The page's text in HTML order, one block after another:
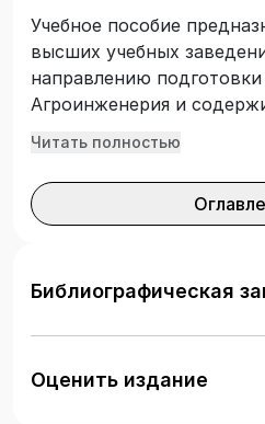
Учебное пособие
высших учебных
направлению подготовки
Агроинженерия и
необходимый для
методики выбора
технологий
обработки; разработки
определения норм
ремонтных работ.
Читать полностью
Библиографическая
Оценить издание